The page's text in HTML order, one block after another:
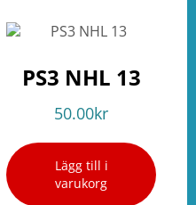
PS3 NHL 13
50.00kr
Lägg till i
varukorg